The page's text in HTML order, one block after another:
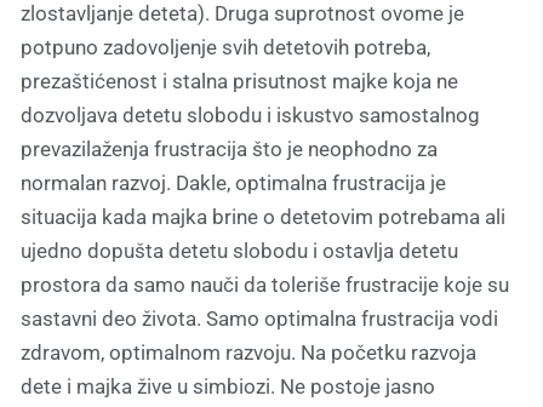
zlostavljanje deteta). Druga suprotnost ovome je
potpuno zadovoljenje svih detetovih potreba,
prezaštićenost i stalna prisutnost majke koja ne
dozvoljava detetu slobodu i iskustvo samostalnog
prevazilaženja frustracija što je neophodno za
normalan razvoj. Dakle, optimalna frustracija je
situacija kada majka brine o detetovim potrebama ali
ujedno dopušta detetu slobodu i ostavlja detetu
prostora da samo nauči da toleriše frustracije koje su
sastavni deo života. Samo optimalna frustracija vodi
zdravom, optimalnom razvoju. Na početku razvoja
dete i majka žive u simbiozi. Ne postoje jasno